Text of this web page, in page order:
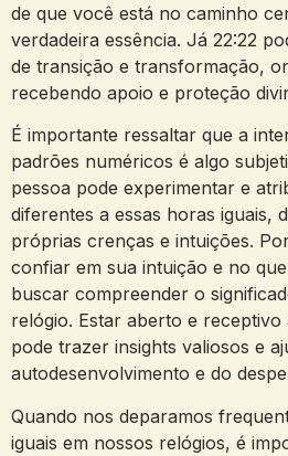
de que você está no caminho
verdadeira essência. Já 22:22
de transição e transformação,
recebendo apoio e proteção
É importante ressaltar que a
padrões numéricos é algo
pessoa pode experimentar e
diferentes a essas horas iguais,
próprias crenças e intuições.
confiar em sua intuição e no
buscar compreender o
relógio. Estar aberto e receptivo
pode trazer insights valiosos e
autodesenvolvimento e do
Quando nos deparamos
iguais em nossos relógios, é